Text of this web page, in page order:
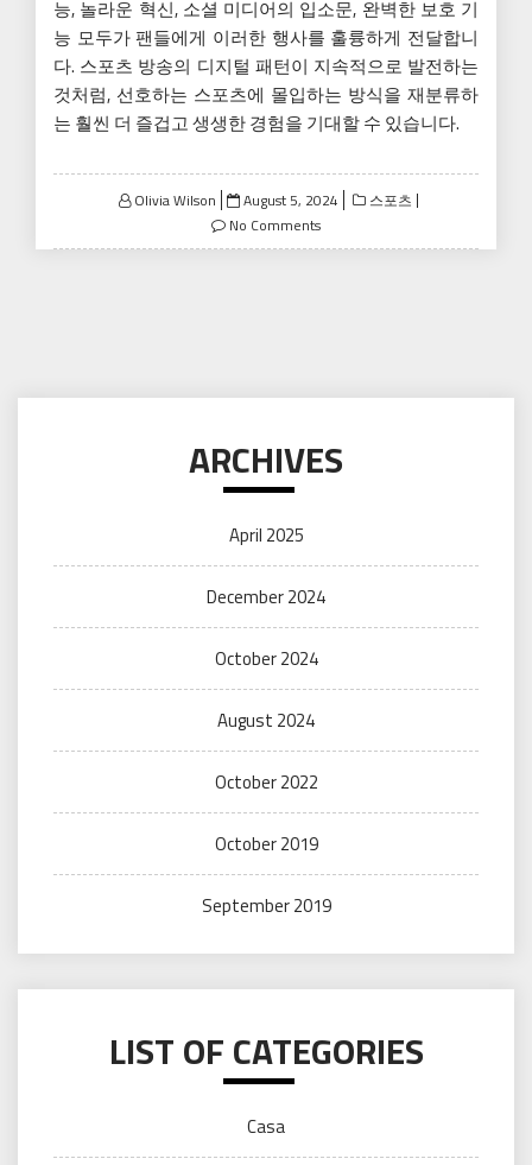
능, 놀라운 혁신, 소셜 미디어의 입소문, 완벽한 보호 기
능 모두가 팬들에게 이러한 행사를 훌륭하게 전달합니
다. 스포츠 방송의 디지털 패턴이 지속적으로 발전하는
것처럼, 선호하는 스포츠에 몰입하는 방식을 재분류하
는 훨씬 더 즐겁고 생생한 경험을 기대할 수 있습니다.
Olivia Wilson
Posted
on
August 5, 2024 스포츠
No Comments
ARCHIVES
April 2025
December 2024
October 2024
August 2024
October 2022
October 2019
September 2019
LIST OF CATEGORIES
Casa